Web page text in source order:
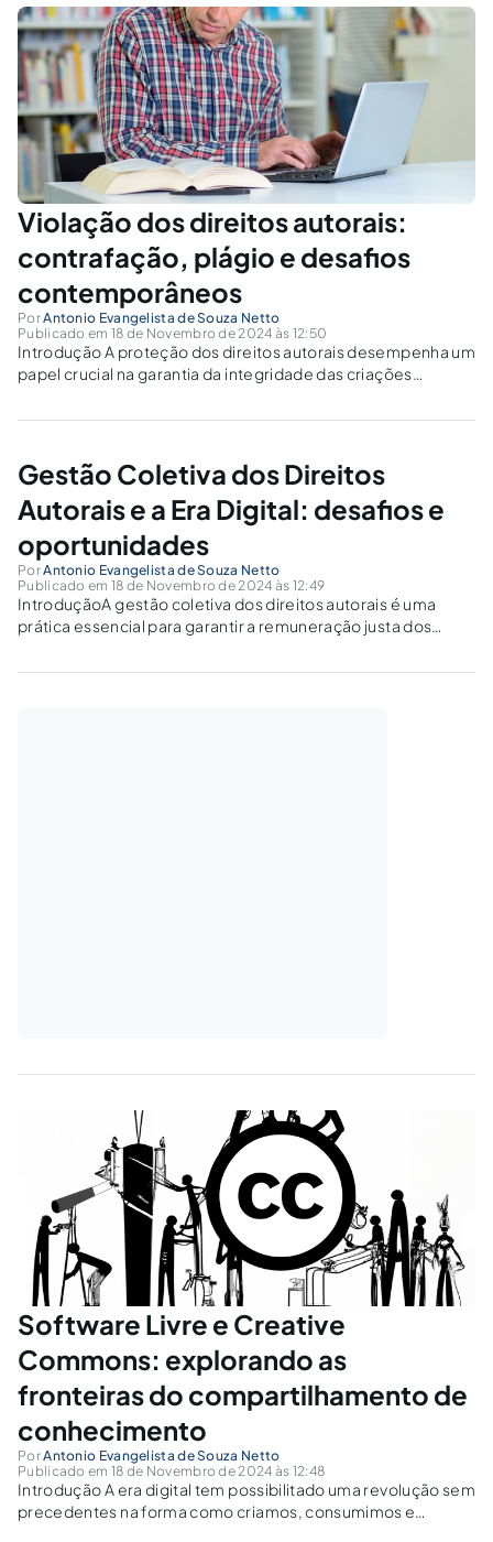
Violação dos direitos autorais:
contrafação, plágio e desafios
contemporâneos
PorAntonio Evangelista de Souza Netto
Publicado em 18 de Novembro de 2024 às 12:50
Introdução A proteção dos direitos autorais desempenha um
papel crucial na garantia da integridade das criações
contemporâneo, as violações dos direitos autorais tomam
Gestão Coletiva dos Direitos
Autorais e a Era Digital: desafios e
oportunidades
PorAntonio Evangelista de Souza Netto
Publicado em 18 de Novembro de 2024 às 12:49
IntroduçãoA gestão coletiva dos direitos autorais é uma
prática essencial para garantir a remuneração justa dos
da era digital, essa prática enfrenta novos desafios e
Software Livre e Creative
Commons: explorando as
fronteiras do compartilhamento de
conhecimento
PorAntonio Evangelista de Souza Netto
Publicado em 18 de Novembro de 2024 às 12:48
Introdução A era digital tem possibilitado uma revolução sem
precedentes na forma como criamos, consumimos e